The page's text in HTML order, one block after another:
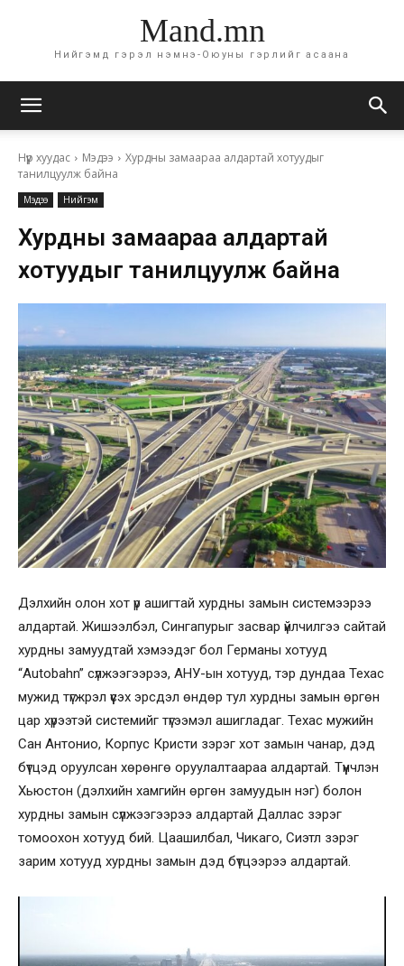
Mand.mn
Нийгэмд гэрэл нэмнэ-Оюуны гэрлийг асаана
Нүүр хуудас Мэдээ
Хурдны замаараа алдартай хотуудыг
танилцуулж байна
Мэдээ Нийгэм
Хурдны замаараа алдартай
хотуудыг танилцуулж байна
Дэлхийн олон хот үр ашигтай хурдны замын системээрээ
алдартай. Жишээлбэл, Сингапурыг засвар үйлчилгээ сайтай
хурдны замуудтай хэмээдэг бол Германы хотууд
“Autobahn” сүлжээгээрээ, АНУ-ын хотууд, тэр дундаа Техас
мужид түгжрэл үүсэх эрсдэл өндөр тул хурдны замын өргөн
цар хүрээтэй системийг түгээмэл ашигладаг. Техас мужийн
Сан Антонио, Корпус Кристи зэрэг хот замын чанар, дэд
бүтцэд оруулсан хөрөнгө оруулалтаараа алдартай. Түүнчлэн
Хьюстон (дэлхийн хамгийн өргөн замуудын нэг) болон
хурдны замын сүлжээгээрээ алдартай Даллас зэрэг
томоохон хотууд бий. Цаашилбал, Чикаго, Сиэтл зэрэг
зарим хотууд хурдны замын дэд бүтцээрээ алдартай.